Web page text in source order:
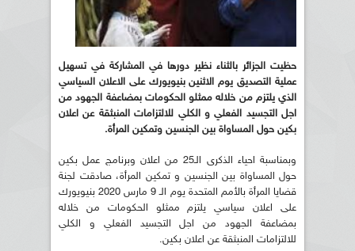
حظيت الجزائر بالثناء نظير دورها في المشاركة في تسهيل
عملية التصديق يوم الاثنين بنيويورك على الاعلان السياسي
الذي يلتزم من خلاله ممثلو الحكومات بمضاعفة الجهود من
اجل التجسيد الفعلي و الكلي للالتزامات المنبثقة عن اعلان
بكين حول المساواة بين الجنسين وتمكين المرأة.
وبمناسبة احياء الذكرى الـ25 من اعلان وبرنامج عمل بكين
حول المساواة بين الجنسين و تمكين المرأة، صادقت لجنة
قضايا المرأة بالأمم المتحدة يوم الـ 9 مارس 2020 بنيويورك
على اعلان سياسي يلتزم ممثلو الحكومات من خلاله
بمضاعفة الجهود من اجل التجسيد الفعلي و الكلي
للالتزامات المنبثقة عن اعلان بكين.